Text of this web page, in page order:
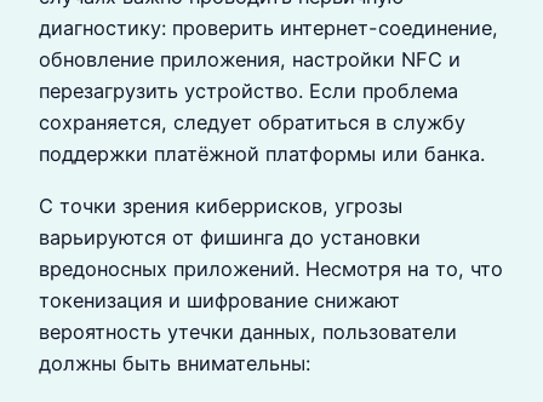
диагностику: проверить интернет-соединение,
обновление приложения, настройки NFC и
перезагрузить устройство. Если проблема
сохраняется, следует обратиться в службу
поддержки платёжной платформы или банка.
С точки зрения киберрисков, угрозы
варьируются от фишинга до установки
вредоносных приложений. Несмотря на то, что
токенизация и шифрование снижают
вероятность утечки данных, пользователи
должны быть внимательны: